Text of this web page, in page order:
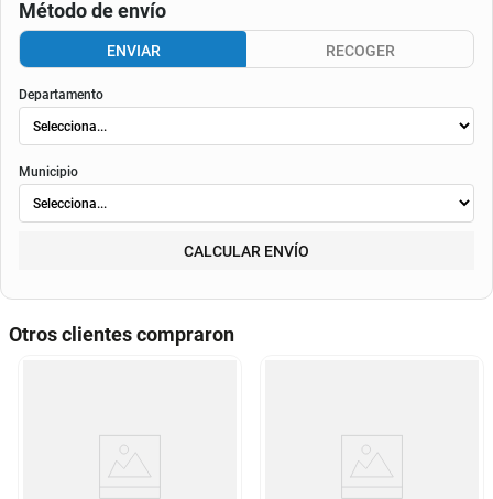
Método de envío
ENVIAR RECOGER
Departamento
Municipio
CALCULAR ENVÍO
Otros clientes compraron